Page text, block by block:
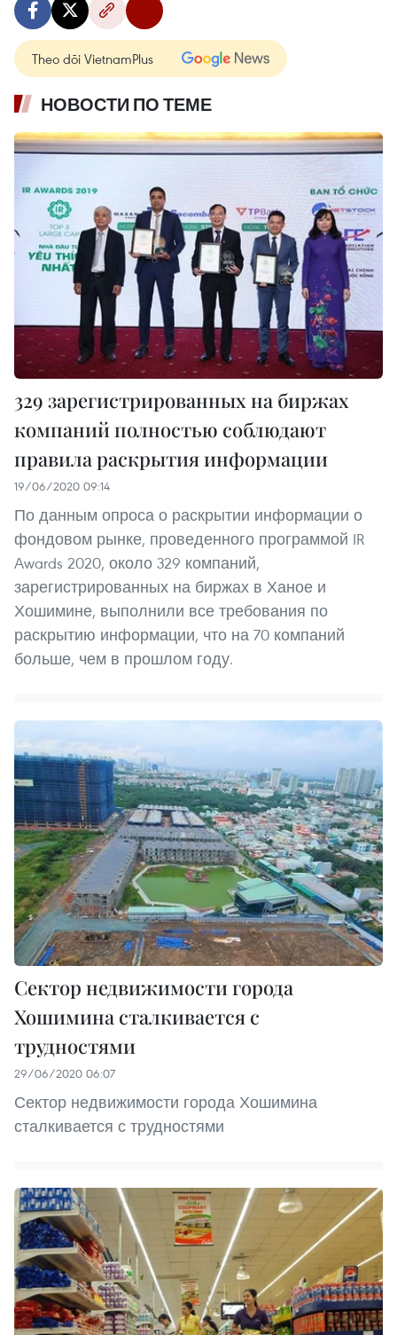
Theo dõi VietnamPlus
НОВОСТИ ПО ТЕМЕ
329 зарегистрированных на биржах
компаний полностью соблюдают
правила раскрытия информации
19/06/2020 09:14
По данным опроса о раскрытии информации о
фондовом рынке, проведенного программой IR
Awards 2020, около 329 компаний,
зарегистрированных на биржах в Ханое и
Хошимине, выполнили все требования по
раскрытию информации, что на 70 компаний
больше, чем в прошлом году.
Сектор недвижимости города
Хошимина сталкивается с
трудностями
29/06/2020 06:07
Сектор недвижимости города Хошимина
сталкивается с трудностями